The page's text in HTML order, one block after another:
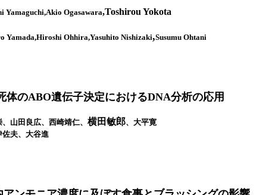
Yamaguchi,Akio Ogasawara,Toshirou Yokota
Ohhira,Yasuhito Nishizaki,Susumu Ohtani
のABO遺伝子決定におけるDNA分析の応用
田良広、西崎靖仁、 横田敏郎、大平寛
、大谷進